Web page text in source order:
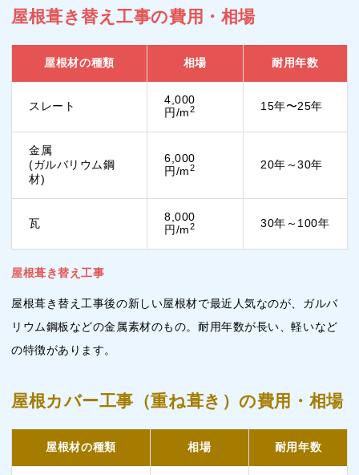
屋根葺き替え工事の費用・相場
屋根材の種類 相場 耐用年数
スレート
4,000
円/m2 15年〜25年
金属
(ガルバリウム鋼
材)
6,000
円/m2 20年～30年
瓦
8,000
円/m2 30年～100年
屋根葺き替え工事
屋根葺き替え工事後の新しい屋根材で最近人気なのが、ガルバ
リウム鋼板などの金属素材のもの。耐用年数が長い、軽いなど
の特徴があります。
屋根カバー工事（重ね葺き）の費用・相場
屋根材の種類 相場 耐用年数